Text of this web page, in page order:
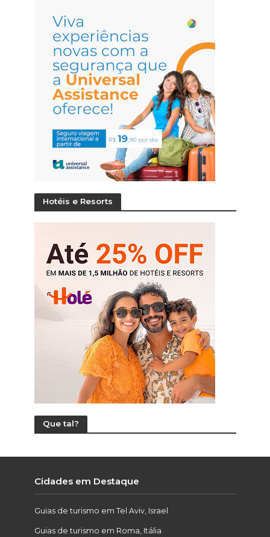
Hotéis e Resorts
Que tal?
Cidades em Destaque
Guias de turismo em Tel Aviv, Israel
Guias de turismo em Roma, Itália